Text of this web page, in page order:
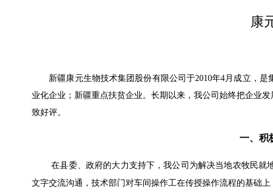
康
新疆康元生物技术集团股份有限公司于2010年4月成立，是
业化企业；新疆重点扶贫企业。长期以来，我公司始终把企业
致好评。
一、积
在县委、政府的大力支持下，我公司为解决当地农牧民
文字交流沟通，技术部门对车间操作工在传授操作流程的基础